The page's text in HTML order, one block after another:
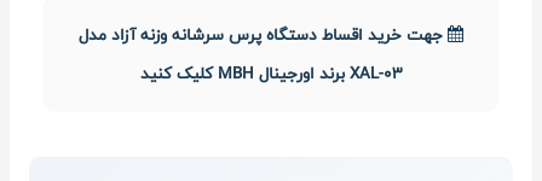
جهت خرید اقساط دستگاه پرس سرشانه وزنه آزاد مدل
XAL-03 برند اورجینال MBH کلیک کنید